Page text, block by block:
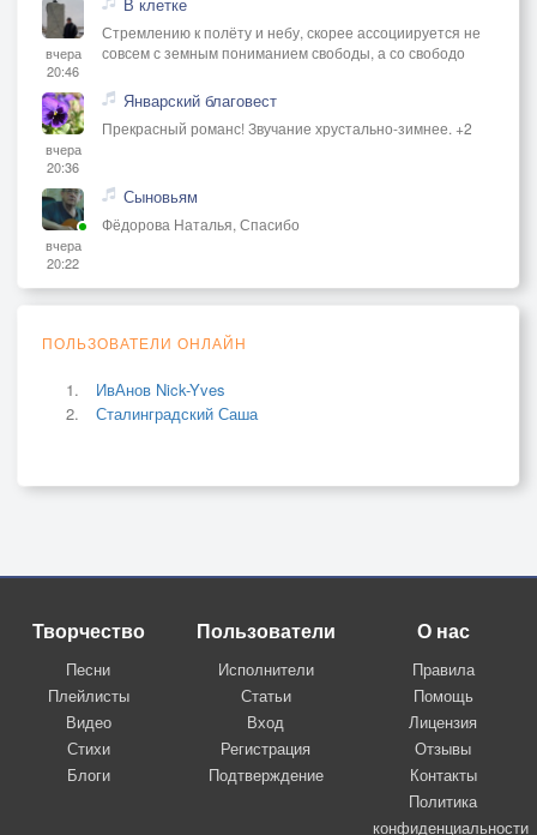
вчера
20:46
Стремлению к полёту и небу, скорее ассоциируется не
совсем с земным пониманием свободы, а со свободо
вчера
20:36
Январский благовест
Прекрасный романс! Звучание хрустально-зимнее. +2
вчера
20:22
Сыновьям
Фёдорова Наталья, Спасибо
ПОЛЬЗОВАТЕЛИ ОНЛАЙН
ИвАнов Nick-Yves
Сталинградский Саша
Творчество
Песни
Плейлисты
Видео
Стихи
Блоги
Пользователи
Исполнители
Статьи
Вход
Регистрация
Подтверждение
О нас
Правила
Помощь
Лицензия
Отзывы
Контакты
Политика
конфиденциальности